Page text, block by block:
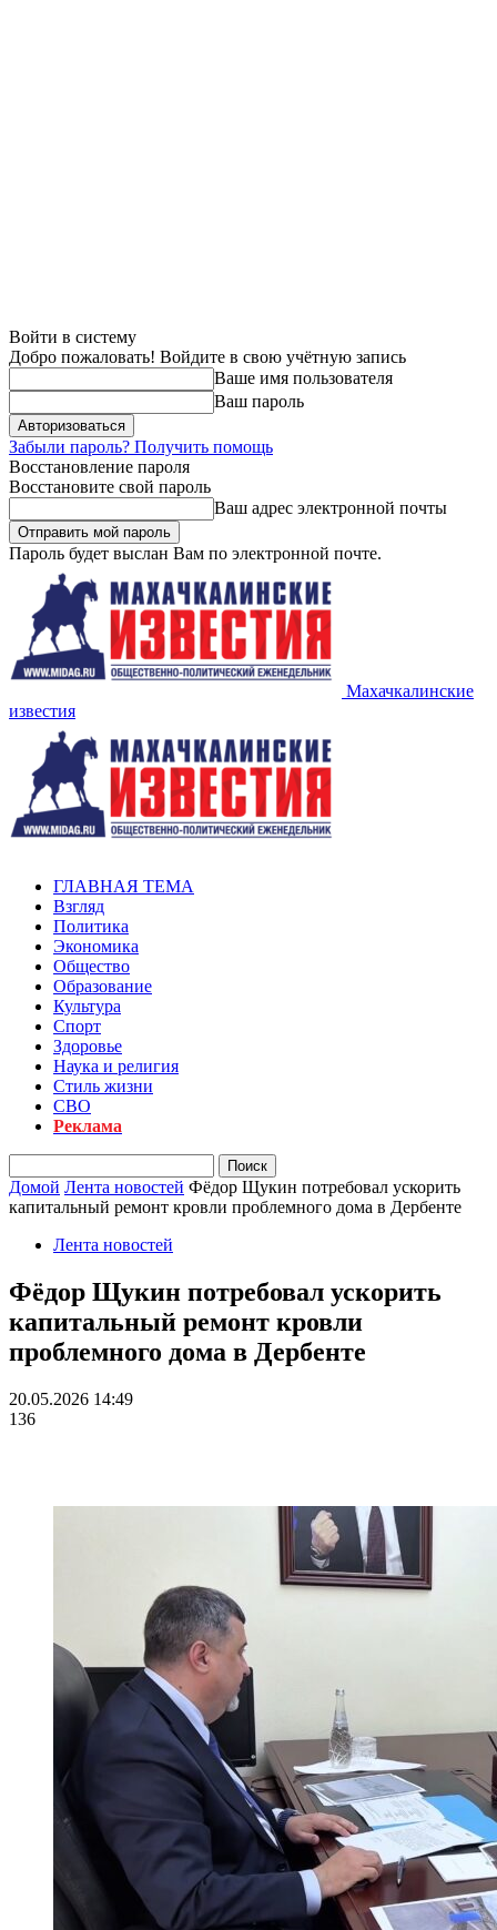
Войти в систему
Добро пожаловать! Войдите в свою учётную запись
Ваше имя пользователя
Ваш пароль
Забыли пароль? Получить помощь
Восстановление пароля
Восстановите свой пароль
Ваш адрес электронной почты
Пароль будет выслан Вам по электронной почте.
Махачкалинские
известия
ГЛАВНАЯ ТЕМА
Взгляд
Политика
Экономика
Общество
Образование
Культура
Спорт
Здоровье
Наука и религия
Стиль жизни
СВО
Реклама
Домой Лента новостей Фёдор Щукин потребовал ускорить
капитальный ремонт кровли проблемного дома в Дербенте
Лента новостей
Фёдор Щукин потребовал ускорить
капитальный ремонт кровли
проблемного дома в Дербенте
20.05.2026 14:49
136